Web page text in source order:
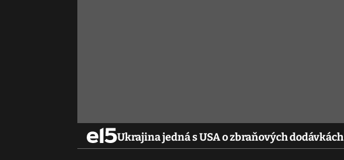
Ukrajina jedná s USA o zbraňových dodávkách